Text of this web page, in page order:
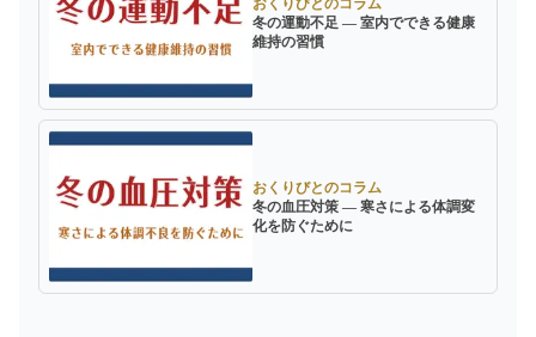
おくりびとのコラム
冬の運動不足 ― 室内でできる健康
維持の習慣
おくりびとのコラム
冬の血圧対策 ― 寒さによる体調変
化を防ぐために